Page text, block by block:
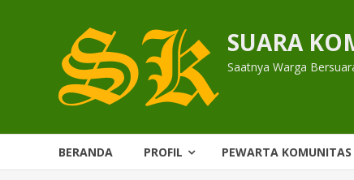
SUARA
Saatnya Warga
BERANDA PROFIL PEWARTA KOMUNITAS